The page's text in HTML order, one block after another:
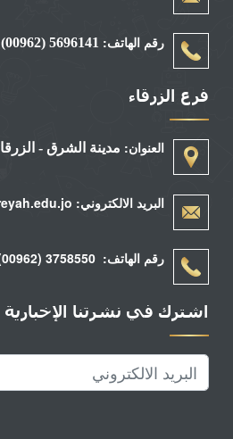
رقم الهاتف: 5696141 (00962)
فرع الزرقاء
العنوان: مدينة الشرق -
البريد الالكتروني: info@omareyah.edu.jo
رقم الهاتف: 3758550 (00962)
اشترك في نشرتنا الإخبارية